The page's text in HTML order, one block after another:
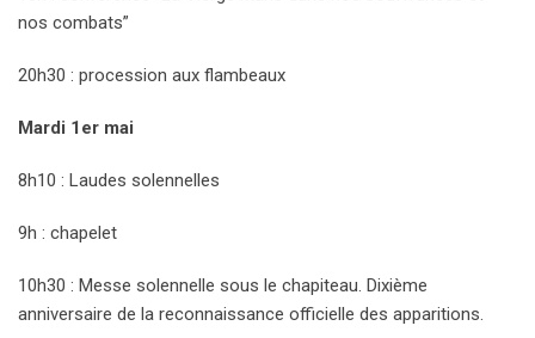
nos combats”
20h30 : procession aux flambeaux
Mardi 1er mai
8h10 : Laudes solennelles
9h : chapelet
10h30 : Messe solennelle sous le chapiteau. Dixième
anniversaire de la reconnaissance officielle des apparitions.